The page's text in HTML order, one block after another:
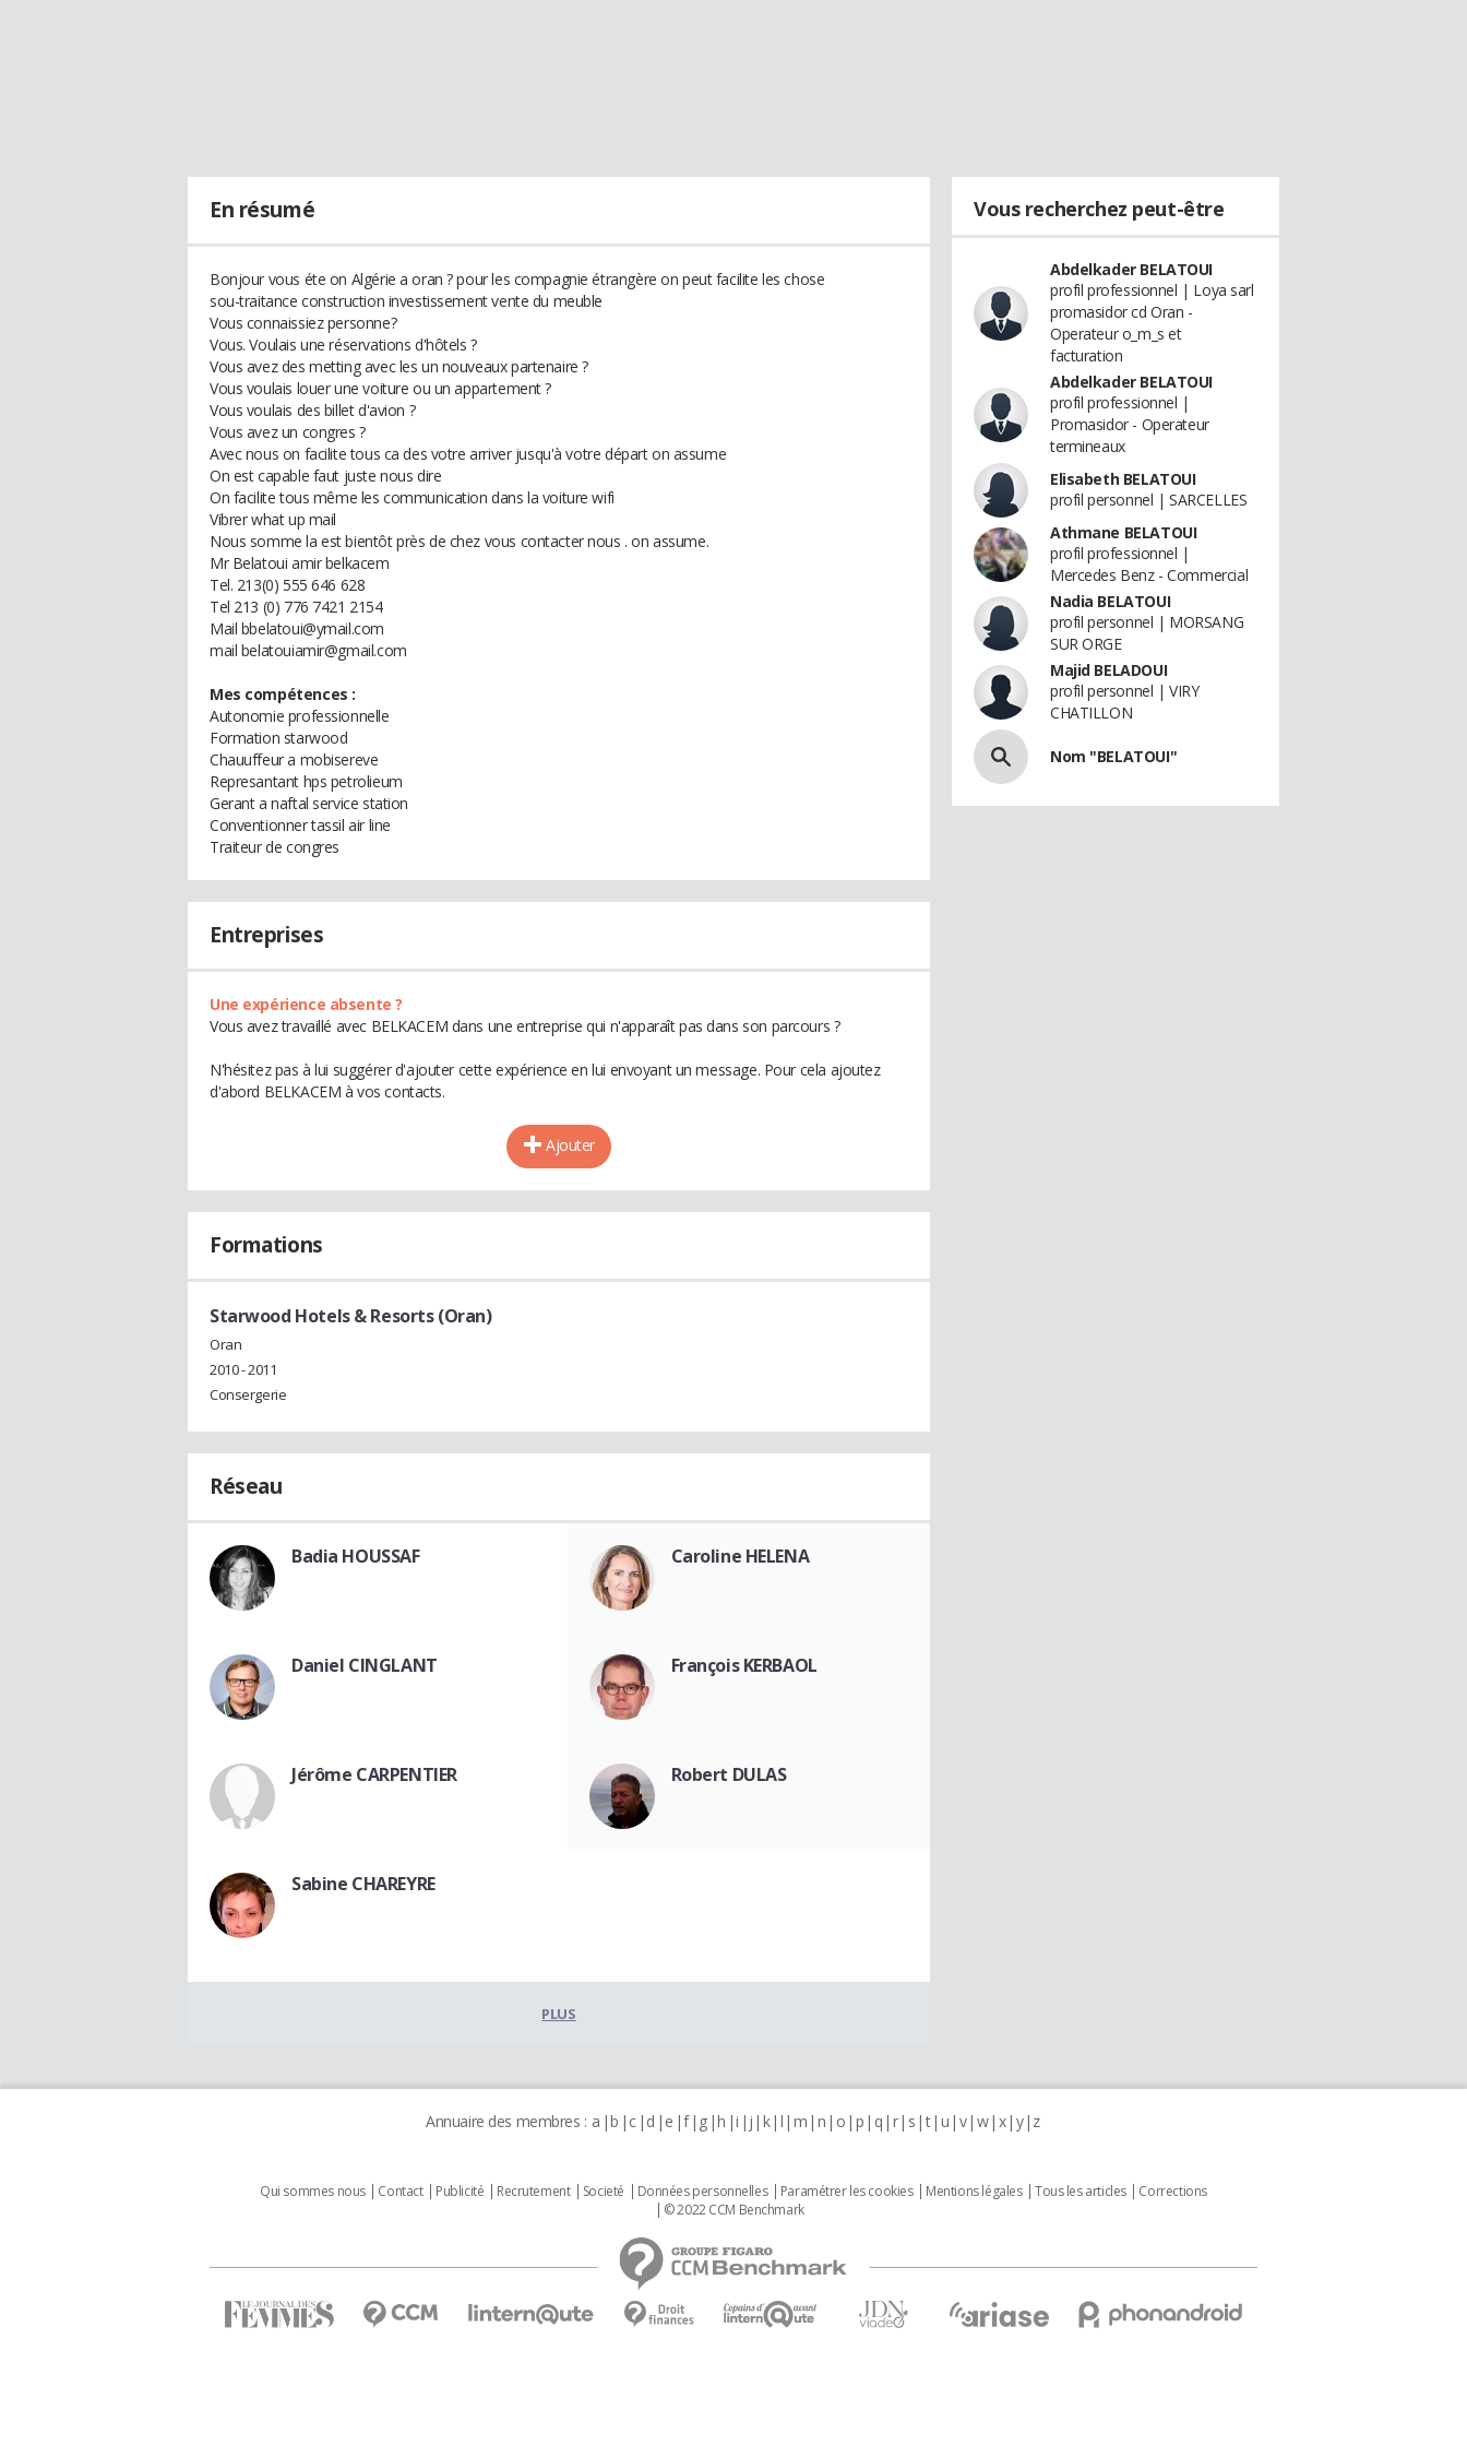
En résumé
Bonjour vous éte on Algérie a oran ? pour les compagnie étrangère on peut facilite les chose
sou-traitance construction investissement vente du meuble
Vous connaissiez personne?
Vous. Voulais une réservations d'hôtels ?
Vous avez des metting avec les un nouveaux partenaire ?
Vous voulais louer une voiture ou un appartement ?
Vous voulais des billet d'avion ?
Vous avez un congres ?
Avec nous on facilite tous ca des votre arriver jusqu'à votre départ on assume
On est capable faut juste nous dire
On facilite tous même les communication dans la voiture wifi
Vibrer what up mail
Nous somme la est bientôt près de chez vous contacter nous . on assume.
Mr Belatoui amir belkacem
Tel. 213(0) 555 646 628
Tel 213 (0) 776 7421 2154
Mail bbelatoui@ymail.com
mail belatouiamir@gmail.com
Mes compétences :
Autonomie professionnelle
Formation starwood
Chauuffeur a mobisereve
Represantant hps petrolieum
Gerant a naftal service station
Conventionner tassil air line
Traiteur de congres
Entreprises
Une expérience absente ?
Vous avez travaillé avec BELKACEM dans une entreprise qui n'apparaît pas dans son parcours ?
N'hésitez pas à lui suggérer d'ajouter cette expérience en lui envoyant un message. Pour cela ajoutez
d'abord BELKACEM à vos contacts.
Ajouter
Formations
Starwood Hotels & Resorts (Oran)
Oran
2010 - 2011
Consergerie
Réseau
Badia HOUSSAF Caroline HELENA
Daniel CINGLANT François KERBAOL
Jérôme CARPENTIER Robert DULAS
Sabine CHAREYRE
PLUS
Vous recherchez peut-être
Abdelkader BELATOUI
profil professionnel | Loya sarl
promasidor cd Oran -
Operateur o_m_s et
facturation
Abdelkader BELATOUI
profil professionnel |
Promasidor - Operateur
termineaux
Elisabeth BELATOUI
profil personnel | SARCELLES
Athmane BELATOUI
profil professionnel |
Mercedes Benz - Commercial
Nadia BELATOUI
profil personnel | MORSANG
SUR ORGE
Majid BELADOUI
profil personnel | VIRY
CHATILLON
Nom "BELATOUI"
Annuaire des membres : a b c d e f g h i j k l m n o p q r s t u v w x y z
Qui sommes nous Contact Publicité Recrutement Societé Données personnelles Paramétrer les cookies Mentions légales Tous les articles
Corrections
© 2022 CCM Benchmark